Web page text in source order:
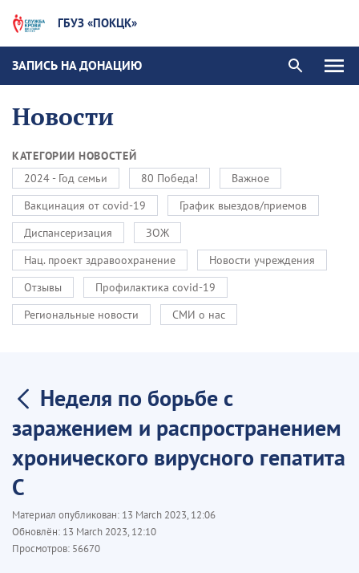
ГБУЗ «ПОКЦК»
ЗАПИСЬ НА ДОНАЦИЮ
Новости
КАТЕГОРИИ НОВОСТЕЙ
2024 - Год семьи
80 Победа!
Важное
Вакцинация от covid-19
График выездов/приемов
Диспансеризация
ЗОЖ
Нац. проект здравоохранение
Новости учреждения
Отзывы
Профилактика covid-19
Региональные новости
СМИ о нас
Неделя по борьбе с
заражением и распространением
хронического вирусного гепатита
С
Материал опубликован: 13 March 2023, 12:06
Обновлён: 13 March 2023, 12:10
Просмотров: 56670